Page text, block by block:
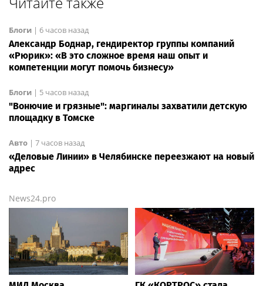
Блоги | 6 часов назад
Александр Боднар, гендиректор группы компаний
«Рюрик»: «В это сложное время наш опыт и
компетенции могут помочь бизнесу»
Блоги | 5 часов назад
"Вонючие и грязные": маргиналы захватили детскую
площадку в Томске
Авто | 7 часов назад
«Деловые Линии» в Челябинске переезжают на новый
адрес
News24.pro